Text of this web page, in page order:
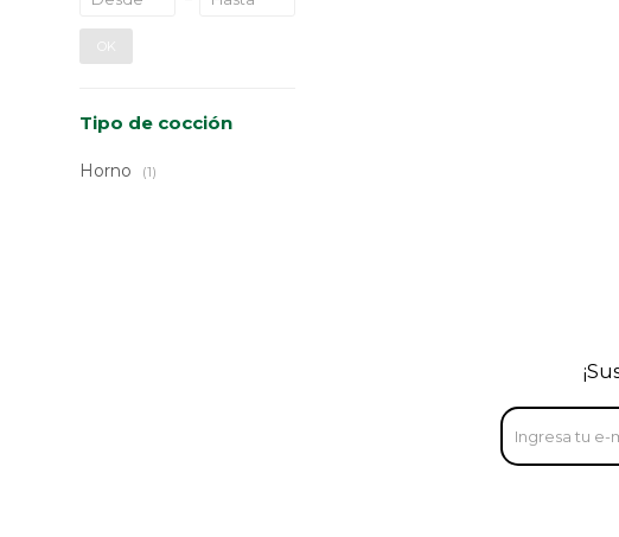
OK
Tipo de cocción
Horno (1)